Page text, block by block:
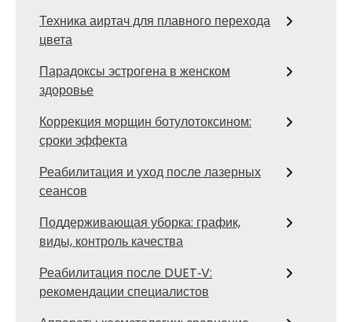
Техника аиртач для плавного перехода
цвета
Парадоксы эстрогена в женском
здоровье
Коррекция морщин ботулотоксином:
сроки эффекта
Реабилитация и уход после лазерных
сеансов
Поддерживающая уборка: график,
виды, контроль качества
Реабилитация после DUET‑V:
рекомендации специалистов